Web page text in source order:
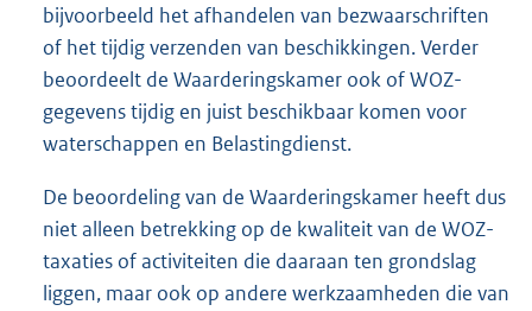
bijvoorbeeld het afhandelen van bezwaarschriften
of het tijdig verzenden van beschikkingen. Verder
beoordeelt de Waarderingskamer ook of WOZ-
gegevens tijdig en juist beschikbaar komen voor
waterschappen en Belastingdienst.
De beoordeling van de Waarderingskamer heeft dus
niet alleen betrekking op de kwaliteit van de WOZ-
taxaties of activiteiten die daaraan ten grondslag
liggen, maar ook op andere werkzaamheden die van